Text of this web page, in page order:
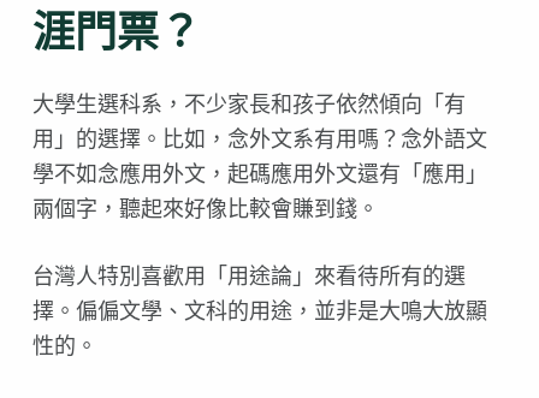
涯門票？
大學生選科系，不少家長和孩子依然傾向「有
用」的選擇。比如，念外文系有用嗎？念外語文
學不如念應用外文，起碼應用外文還有「應用」
兩個字，聽起來好像比較會賺到錢。
台灣人特別喜歡用「用途論」來看待所有的選
擇。偏偏文學、文科的用途，並非是大鳴大放顯
性的。